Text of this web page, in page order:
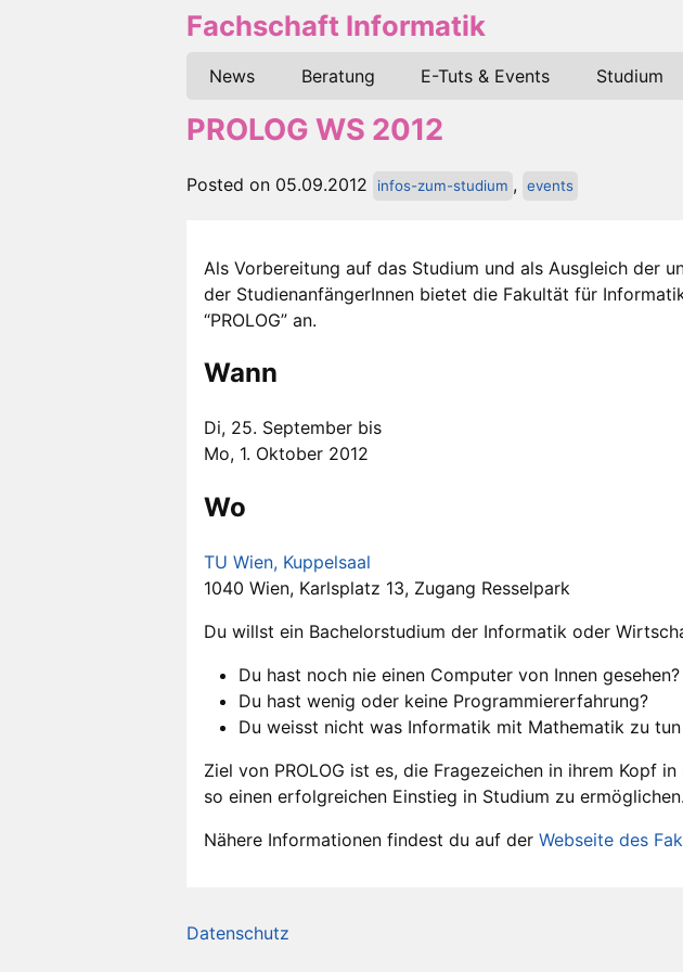
Fachschaft Informatik
News Beratung E-Tuts & Events Studium
PROLOG WS 2012
Posted on 05.09.2012 infos-zum-studium , events
Als Vorbereitung auf das Studium und als Ausgleich der
der StudienanfängerInnen bietet die Fakultät für
“PROLOG” an.
Wann
Di, 25. September bis
Mo, 1. Oktober 2012
Wo
TU Wien, Kuppelsaal
1040 Wien, Karlsplatz 13, Zugang Resselpark
Du willst ein Bachelorstudium der Informatik oder
Du hast noch nie einen Computer von Innen gesehen?
Du hast wenig oder keine Programmiererfahrung?
Du weisst nicht was Informatik mit Mathematik zu
Ziel von PROLOG ist es, die Fragezeichen in ihrem Kopf
so einen erfolgreichen Einstieg in Studium zu ermöglichen.
Nähere Informationen findest du auf der Webseite des
Datenschutz